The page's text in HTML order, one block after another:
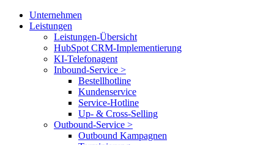
Unternehmen
Leistungen
Leistungen-Übersicht
HubSpot CRM-Implementierung
KI-Telefonagent
Inbound-Service >
Bestellhotline
Kundenservice
Service-Hotline
Up- & Cross-Selling
Outbound-Service >
Outbound Kampagnen